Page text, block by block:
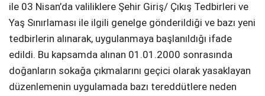
ile 03 Nisan’da valiliklere Şehir Giriş/ Çıkış Tedbirleri ve
Yaş Sınırlaması ile ilgili genelge gönderildiği ve bazı yeni
tedbirlerin alınarak, uygulanmaya başlanıldığı ifade
edildi. Bu kapsamda alınan 01.01.2000 sonrasında
doğanların sokağa çıkmalarını geçici olarak yasaklayan
düzenlemenin uygulamada bazı tereddütlere neden